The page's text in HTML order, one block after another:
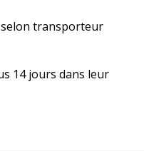
selon transporteur
14 jours dans leur